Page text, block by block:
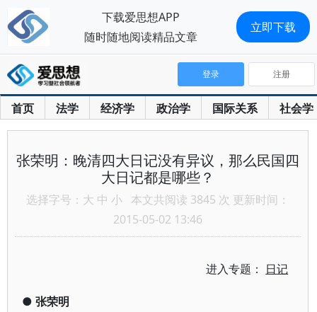
首页 法学 经济学 政治学 国际关系 社会学
登录 注册
张荣明：晚清四大日记没有异议，那么民国四
大日记都是哪些？
选择字号： 大 中 小 本文共阅读 3845 次 更新时间：
2015-05-02 13:46
进入专题： 日记
● 张荣明
下载爱思想APP
随时随地阅读精品文章
立即下载